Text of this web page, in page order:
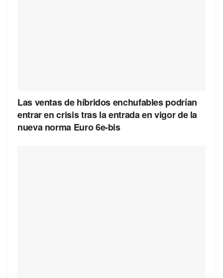
Las ventas de híbridos enchufables podrían
entrar en crisis tras la entrada en vigor de la
nueva norma Euro 6e-bis